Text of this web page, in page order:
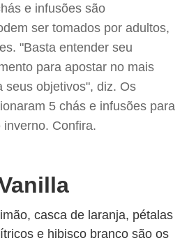
e infusões são
ser tomados por adultos,
"Basta entender seu
para apostar no mais
seus objetivos", diz. Os
5 chás e infusões para
Confira.
casca de laranja, pétalas
e hibisco branco são os